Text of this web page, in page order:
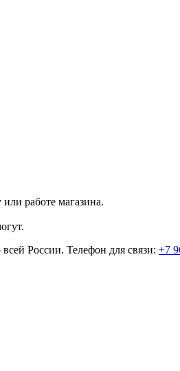
работе магазина.
России. Телефон для связи: +7